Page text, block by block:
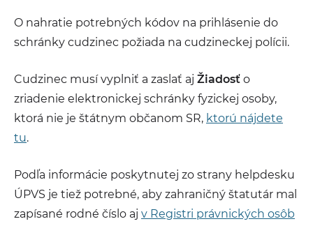
O nahratie potrebných kódov na prihlásenie do
schránky cudzinec požiada na cudzineckej polícii.
Cudzinec musí vyplniť a zaslať aj Žiadosť o
zriadenie elektronickej schránky fyzickej osoby,
ktorá nie je štátnym občanom SR, ktorú nájdete
tu.
Podľa informácie poskytnutej zo strany helpdesku
ÚPVS je tiež potrebné, aby zahraničný štatutár mal
zapísané rodné číslo aj v Registri právnických osôb